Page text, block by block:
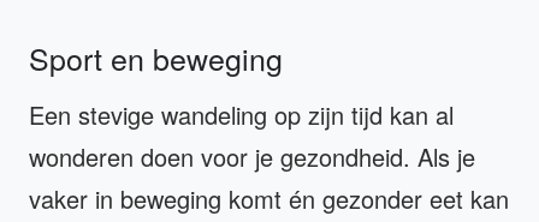
Sport en beweging
Een stevige wandeling op zijn tijd kan al
wonderen doen voor je gezondheid. Als je
vaker in beweging komt én gezonder eet kan